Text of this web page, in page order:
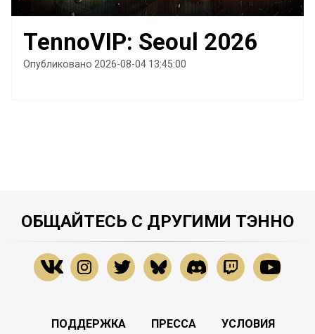
TennoVIP: Seoul 2026
Опубликовано 2026-08-04 13:45:00
ОБЩАЙТЕСЬ С ДРУГИМИ ТЭННО
ПОДДЕРЖКА ПРЕССА
УСЛОВИЯ